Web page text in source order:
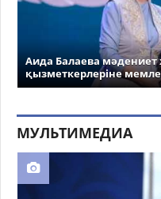
Аида Балаева
қызметкерлеріне
МУЛЬТИМЕДИА